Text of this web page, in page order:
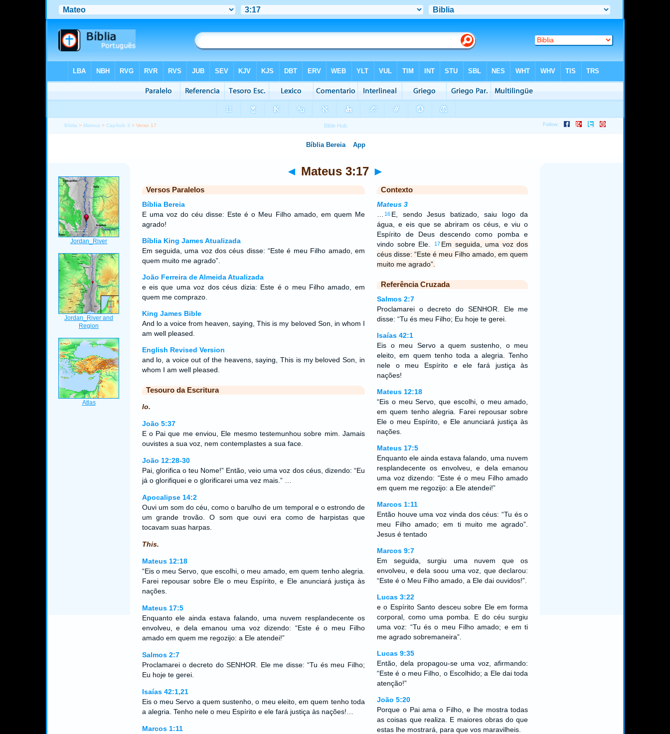
Bíblia > Mateus >Capítulo 3 > Verso 17
◄ Mateus 3:17 ►
Versos Paralelos
Bíblia Bereia
E uma voz do céu disse: Este é o Meu Filho amado, em quem Me
agrado!
Bíblia King James Atualizada
Em seguida, uma voz dos céus disse: “Este é meu Filho amado, em
quem muito me agrado”.
João Ferreira de Almeida Atualizada
e eis que uma voz dos céus dizia: Este é o meu Filho amado, em
quem me comprazo.
King James Bible
And lo a voice from heaven, saying, This is my beloved Son, in whom I
am well pleased.
English Revised Version
and lo, a voice out of the heavens, saying, This is my beloved Son, in
whom I am well pleased.
Tesouro da Escritura
lo.
João 5:37
E o Pai que me enviou, Ele mesmo testemunhou sobre mim. Jamais
ouvistes a sua voz, nem contemplastes a sua face.
João 12:28-30
Pai, glorifica o teu Nome!” Então, veio uma voz dos céus, dizendo: “Eu
já o glorifiquei e o glorificarei uma vez mais.” …
Apocalipse 14:2
Ouvi um som do céu, como o barulho de um temporal e o estrondo de
um grande trovão. O som que ouvi era como de harpistas que
tocavam suas harpas.
This.
Mateus 12:18
“Eis o meu Servo, que escolhi, o meu amado, em quem tenho alegria.
Farei repousar sobre Ele o meu Espírito, e Ele anunciará justiça às
nações.
Mateus 17:5
Enquanto ele ainda estava falando, uma nuvem resplandecente os
envolveu, e dela emanou uma voz dizendo: “Este é o meu Filho
amado em quem me regozijo: a Ele atendei!”
Salmos 2:7
Proclamarei o decreto do SENHOR. Ele me disse: “Tu és meu Filho;
Eu hoje te gerei.
Isaías 42:1,21
Eis o meu Servo a quem sustenho, o meu eleito, em quem tenho toda
a alegria. Tenho nele o meu Espírito e ele fará justiça às nações!…
Marcos 1:11
Contexto
Mateus 3
16 E, sendo Jesus batizado, saiu logo da
água, e eis que se abriram os céus, e viu o
Espírito de Deus descendo como pomba e
vindo sobre Ele.
17 Em seguida, uma voz dos
céus disse: “Este é meu Filho amado, em quem
muito me agrado”.
Referência Cruzada
Salmos 2:7
Proclamarei o decreto do SENHOR. Ele me
disse: “Tu és meu Filho; Eu hoje te gerei.
Isaías 42:1
Eis o meu Servo a quem sustenho, o meu
eleito, em quem tenho toda a alegria. Tenho
nele o meu Espírito e ele fará justiça às
nações!
Mateus 12:18
“Eis o meu Servo, que escolhi, o meu amado,
em quem tenho alegria. Farei repousar sobre
Ele o meu Espírito, e Ele anunciará justiça às
nações.
Mateus 17:5
Enquanto ele ainda estava falando, uma nuvem
resplandecente os envolveu, e dela emanou
uma voz dizendo: “Este é o meu Filho amado
em quem me regozijo: a Ele atendei!”
Marcos 1:11
Então houve uma voz vinda dos céus: “Tu és o
meu Filho amado; em ti muito me agrado”.
Jesus é tentado
Marcos 9:7
Em seguida, surgiu uma nuvem que os
envolveu, e dela soou uma voz, que declarou:
“Este é o Meu Filho amado, a Ele dai ouvidos!”.
Lucas 3:22
e o Espírito Santo desceu sobre Ele em forma
corporal, como uma pomba. E do céu surgiu
uma voz: “Tu és o meu Filho amado; e em ti
me agrado sobremaneira”.
Lucas 9:35
Então, dela propagou-se uma voz, afirmando:
“Este é o meu Filho, o Escolhido; a Ele dai toda
atenção!”
João 5:20
Porque o Pai ama o Filho, e lhe mostra todas
as coisas que realiza. E maiores obras do que
estas lhe mostrará, para que vos maravilheis.